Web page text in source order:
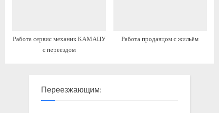
Работа сервис механик КАМАЦУ
с переездом
Работа продавцом с жильём
Переезжающим: